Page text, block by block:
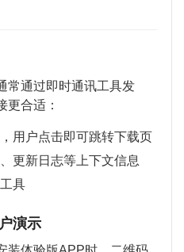
常通过即时通讯工具发
更合适：
用户点击即可跳转下载页
更新日志等上下文信息
具
演示